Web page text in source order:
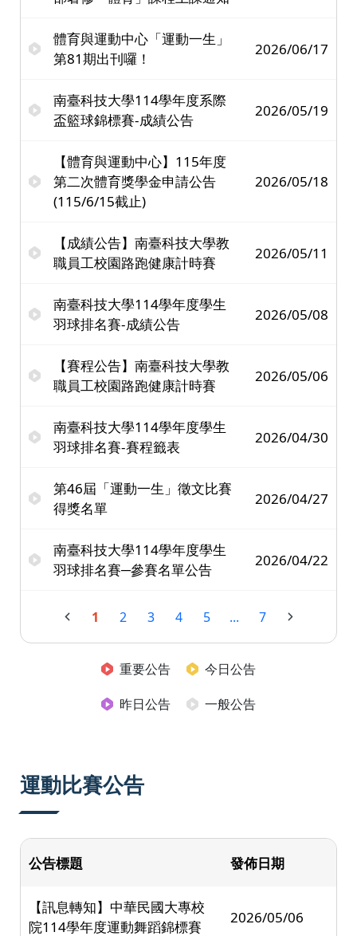
體育與運動中心「運動一生」
第81期出刊囉！
2026/06/17
南臺科技大學114學年度系際
盃籃球錦標賽-成績公告
2026/05/19
【體育與運動中心】115年度
第二次體育獎學金申請公告
(115/6/15截止)
2026/05/18
【成績公告】南臺科技大學教
職員工校園路跑健康計時賽
2026/05/11
南臺科技大學114學年度學生
羽球排名賽-成績公告
2026/05/08
【賽程公告】南臺科技大學教
職員工校園路跑健康計時賽
2026/05/06
南臺科技大學114學年度學生
羽球排名賽-賽程籤表
2026/04/30
第46屆「運動一生」徵文比賽
得獎名單
2026/04/27
南臺科技大學114學年度學生
羽球排名賽─參賽名單公告
2026/04/22
1 2 3 4 5 ... 7
重要公告
今日公告
昨日公告
一般公告
運動比賽公告
公告標題 發佈日期
【訊息轉知】中華民國大專校
院114學年度運動舞蹈錦標賽
2026/05/06